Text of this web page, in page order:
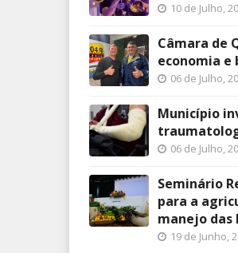
10 de Julho,
Câmara de
economia e
06 de Julho,
Município
06 de Julho,
Seminário
para a
manejo das
19 de Junho,